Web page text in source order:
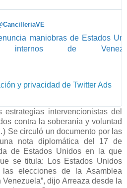
maniobras de Estados
de
y privacidad de Twitter Ads
estrategias intervencionistas del
contra la soberanía y voluntad
Se circuló un documento por las
nota diplomática del 17 de
de Estados Unidos en la que
se titula: Los Estados Unidos
elecciones de la Asamblea
dijo Arreaza desde la